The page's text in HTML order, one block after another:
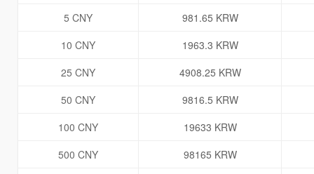
5 CNY
981.65 KRW
10 CNY
1963.3 KRW
25 CNY
4908.25 KRW
50 CNY
9816.5 KRW
100 CNY
19633 KRW
500 CNY
98165 KRW